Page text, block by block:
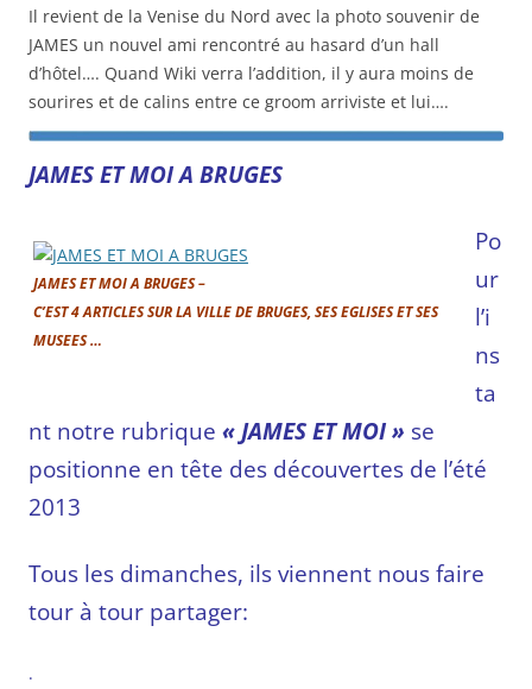
Il revient de la Venise du Nord avec la photo souvenir de
JAMES un nouvel ami rencontré au hasard d’un hall
d’hôtel…. Quand Wiki verra l’addition, il y aura moins de
sourires et de calins entre ce groom arriviste et lui….
JAMES ET MOI A BRUGES
JAMES ET MOI A BRUGES –
C’EST 4 ARTICLES SUR LA VILLE DE BRUGES, SES EGLISES ET SES
MUSEES …
Po
ur
l’i
ns
ta
nt notre rubrique « JAMES ET MOI » se
positionne en tête des découvertes de l’été
2013
Tous les dimanches, ils viennent nous faire
tour à tour partager:
.